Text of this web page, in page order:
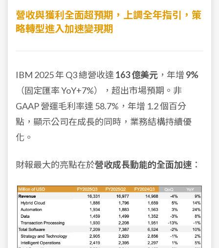
營收與獲利全面超預期，上調全年指引，策
略轉型進入加速變現期
IBM 2025 年 Q3 總營收達 163 億美元 ，年增 9%
（固定匯率 YoY+7%），超出市場預期。非
GAAP 營運毛利率達 58.7%，年增 1.2 個百分
點，顯示公司在成長的同時，業務結構持續優
化。
財報最大的亮點在於營收成長動能的全面加速 ：